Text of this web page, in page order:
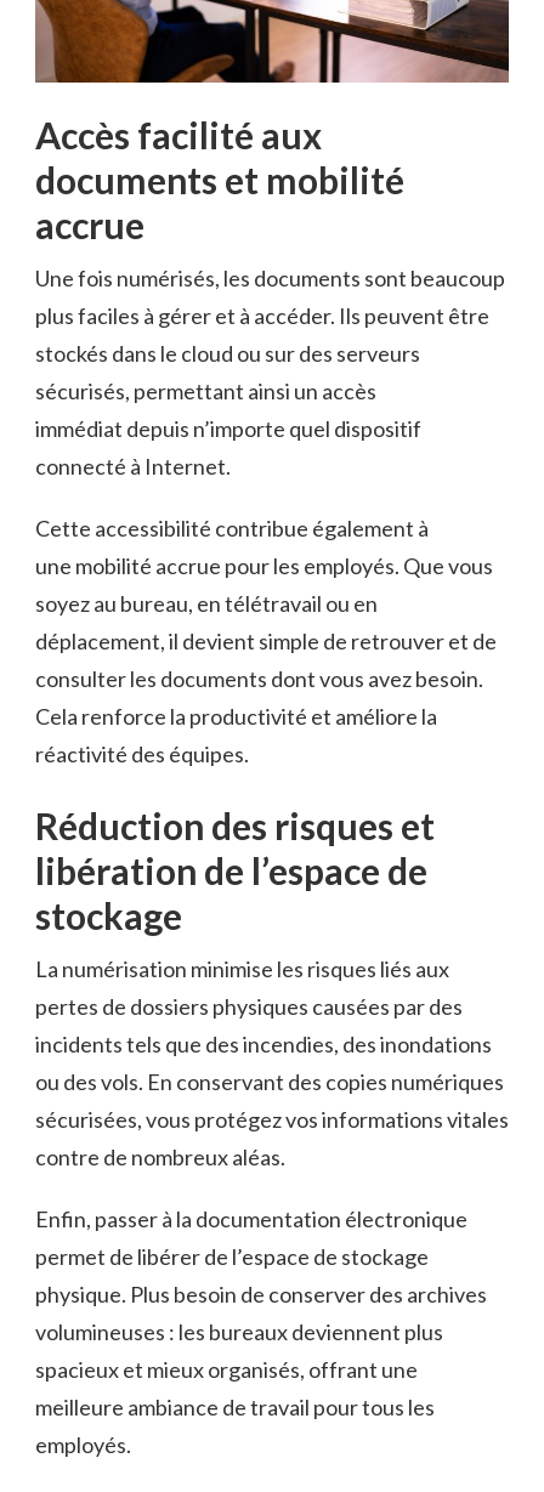
Accès facilité aux
documents et mobilité
accrue
Une fois numérisés, les documents sont beaucoup
plus faciles à gérer et à accéder. Ils peuvent être
stockés dans le cloud ou sur des serveurs
sécurisés, permettant ainsi un accès
immédiat depuis n’importe quel dispositif
connecté à Internet.
Cette accessibilité contribue également à
une mobilité accrue pour les employés. Que vous
soyez au bureau, en télétravail ou en
déplacement, il devient simple de retrouver et de
consulter les documents dont vous avez besoin.
Cela renforce la productivité et améliore la
réactivité des équipes.
Réduction des risques et
libération de l’espace de
stockage
La numérisation minimise les risques liés aux
pertes de dossiers physiques causées par des
incidents tels que des incendies, des inondations
ou des vols. En conservant des copies numériques
sécurisées, vous protégez vos informations vitales
contre de nombreux aléas.
Enfin, passer à la documentation électronique
permet de libérer de l’espace de stockage
physique. Plus besoin de conserver des archives
volumineuses : les bureaux deviennent plus
spacieux et mieux organisés, offrant une
meilleure ambiance de travail pour tous les
employés.